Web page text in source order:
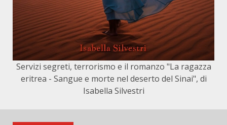
Servizi segreti, terrorismo e il romanzo "La ragazza
eritrea - Sangue e morte nel deserto del Sinai", di
Isabella Silvestri